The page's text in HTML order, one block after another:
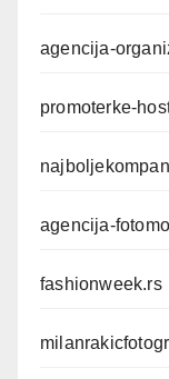
agencija-
promoterke-
agencija-
fashionweek.rs